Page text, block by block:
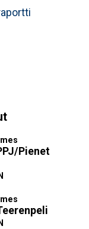
Pienet